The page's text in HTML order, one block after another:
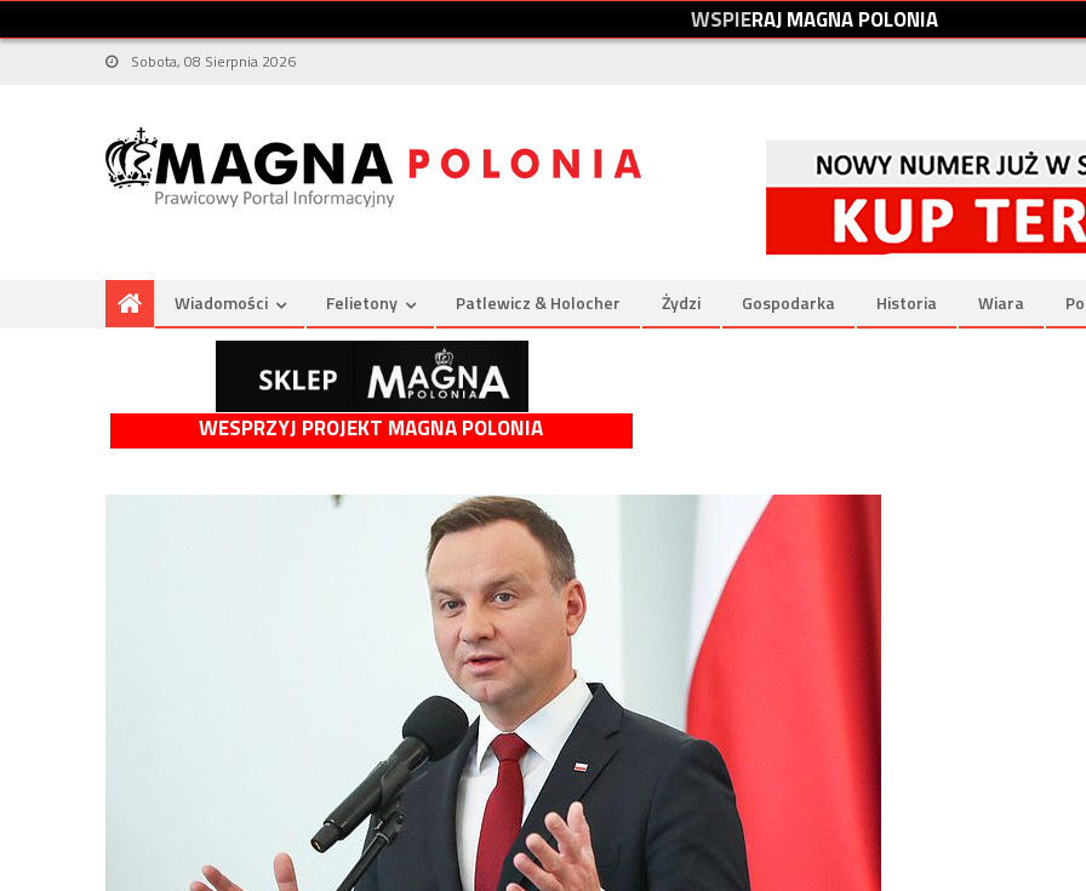
WSPIERAJMAGNAPOLONIA
Sobota, 08 Sierpnia 2026
Wiadomości Felietony Patlewicz & Holocher Żydzi Gospodarka Historia Wiara
WESPRZYJ PROJEKT MAGNA POLONIA